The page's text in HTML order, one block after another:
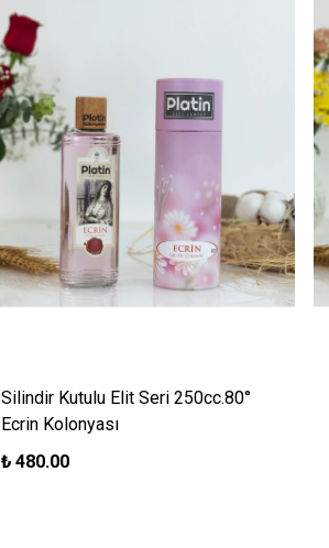
Silindir Kutulu Elit Seri 250cc.80°
Ecrin Kolonyası
₺480.00